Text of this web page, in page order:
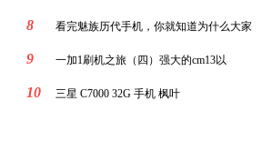
8 看完魅族历代手机，你就知道为什么大家
9 一加1刷机之旅（四）强大的cm13以
10 三星 C7000 32G 手机 枫叶